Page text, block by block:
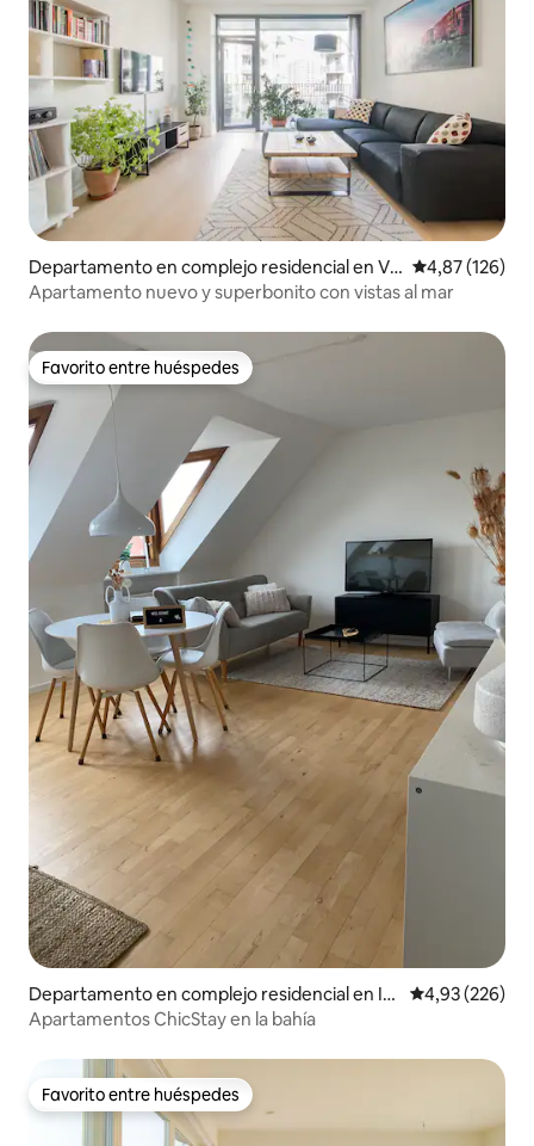
Departamento en complejo residencial en Ve
sterbro - Kongens Enghave
Calificación
4,87 (126)
Apartamento nuevo y superbonito con vistas al mar
Favorito entre huéspedes
Favorito entre huéspedes
Departamento en complejo residencial en In
dre By
Calificación
4,93 (226)
Apartamentos ChicStay en la bahía
Favorito entre huéspedes
Favorito entre huéspedes